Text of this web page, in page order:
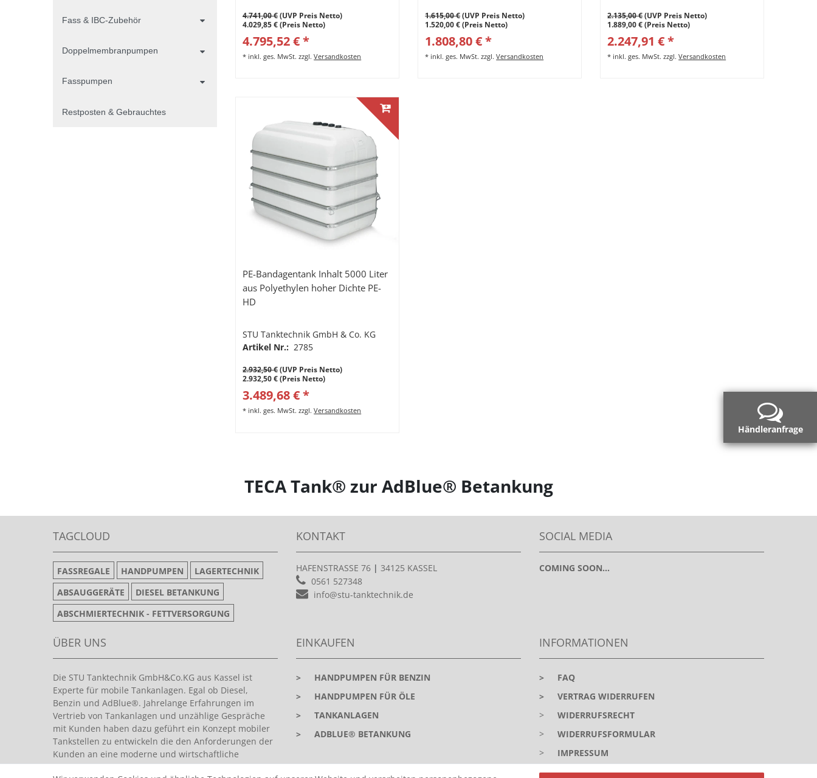
Händleranfrage
Fass & IBC-Zubehör
Doppelmembranpumpen
Fasspumpen
Restposten & Gebrauchtes
4.741,00 €(UVP Preis Netto)
4.029,85 € (Preis Netto)
4.795,52 € *
* inkl. ges. MwSt. zzgl.Versandkosten
1.615,00 €(UVP Preis Netto)
1.520,00 € (Preis Netto)
1.808,80 € *
* inkl. ges. MwSt. zzgl.Versandkosten
2.135,00 €(UVP Preis Netto)
1.889,00 € (Preis Netto)
2.247,91 € *
* inkl. ges. MwSt. zzgl.Versandkosten
PE-Bandagentank Inhalt 5000 Liter
aus Polyethylen hoher Dichte PE-
HD
STU Tanktechnik GmbH & Co. KG
Artikel Nr.: 2785
2.932,50 €(UVP Preis Netto)
2.932,50 € (Preis Netto)
3.489,68 € *
* inkl. ges. MwSt. zzgl.Versandkosten
TECA Tank® zur AdBlue® Betankung
TAGCLOUD
FASSREGALE HANDPUMPEN
LAGERTECHNIK
ABSAUGGERÄTE
DIESEL BETANKUNG
ABSCHMIERTECHNIK - FETTVERSORGUNG
KONTAKT
HAFENSTRASSE 76 | 34125 KASSEL
0561 527348
info@stu-tanktechnik.de
SOCIAL MEDIA
COMING SOON...
ÜBER UNS
Die STU Tanktechnik GmbH&Co.KG aus Kassel ist
Experte für mobile Tankanlagen. Egal ob Diesel,
Benzin und AdBlue®. Jahrelange Erfahrungen im
Vertrieb von Tankanlagen und unzählige Gespräche
mit Kunden haben dazu geführt ein Konzept mobiler
Tankstellen zu entwickeln die den Anforderungen der
Kunden an eine moderne und wirtschaftliche
Tankanlage entsprechen.
EINKAUFEN
>
HANDPUMPEN FÜR BENZIN
>
HANDPUMPEN FÜR ÖLE
>
TANKANLAGEN
>
ADBLUE® BETANKUNG
INFORMATIONEN
>
FAQ
>
VERTRAG WIDERRUFEN
>
WIDERRUFSRECHT
>
WIDERRUFSFORMULAR
>
IMPRESSUM
>
DATENSCHUTZERKLÄRUNG